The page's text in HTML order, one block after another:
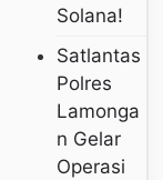
Solana!
Satlantas
Polres
Lamonga
N Gelar
Operasi